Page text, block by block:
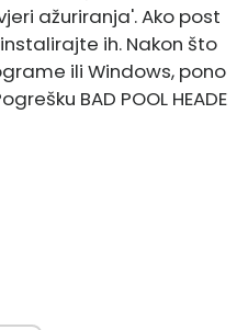
ažuriranja'. Ako post
ih. Nakon što
ili Windows, pono
BAD POOL HEADE